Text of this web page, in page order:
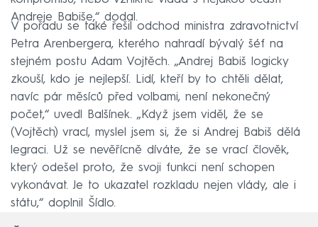
Andreje Babiše,“ dodal.
V pořadu se také řešil odchod ministra zdravotnictví
Petra Arenbergera, kterého nahradí bývalý šéf na
stejném postu Adam Vojtěch. „Andrej Babiš logicky
zkouší, kdo je nejlepší. Lidí, kteří by to chtěli dělat,
navíc pár měsíců před volbami, není nekonečný
počet,“ uvedl Balšínek. „Když jsem viděl, že se
(Vojtěch) vrací, myslel jsem si, že si Andrej Babiš dělá
legraci. Už se nevěřícně díváte, že se vrací člověk,
který odešel proto, že svoji funkci není schopen
vykonávat. Je to ukazatel rozkladu nejen vlády, ale i
státu,“ doplnil Šídlo.